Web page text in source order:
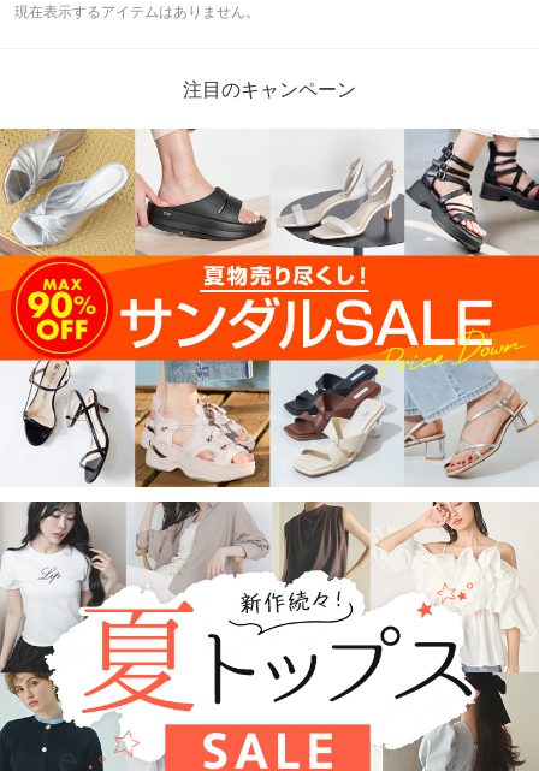
現在表示するアイテムはありません。
注目のキャンペーン